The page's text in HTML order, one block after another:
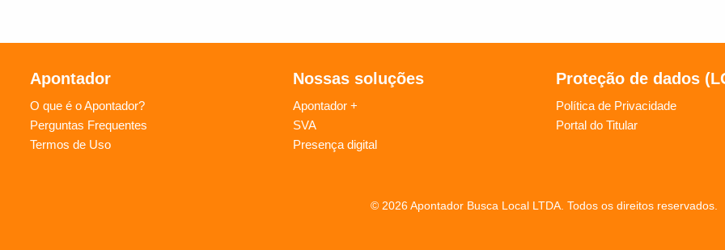
Apontador
O que é o Apontador?
Perguntas Frequentes
Termos de Uso
Nossas soluções
Apontador +
SVA
Presença digital
Proteção de dados
Política de Privacidade
Portal do Titular
© 2026 Apontador Busca Local LTDA. Todos os direitos reservados.